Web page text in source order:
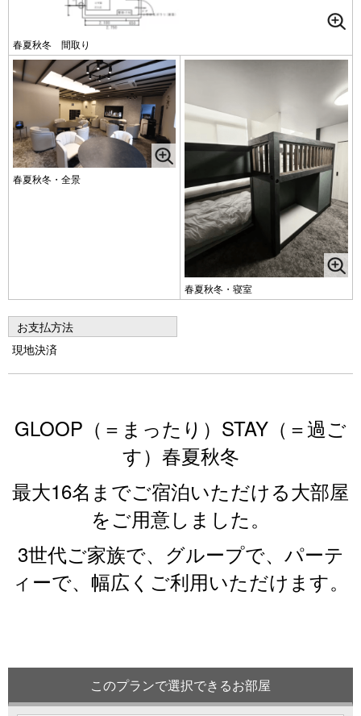
春夏秋冬 間取り
春夏秋冬・全景
春夏秋冬・寝室
お支払方法
現地決済
GLOOP（＝まったり）STAY（＝過ご
す）春夏秋冬
最大16名までご宿泊いただける大部屋
をご用意しました。
3世代ご家族で、グループで、パーテ
ィーで、幅広くご利用いただけます。
このプランで選択できるお部屋